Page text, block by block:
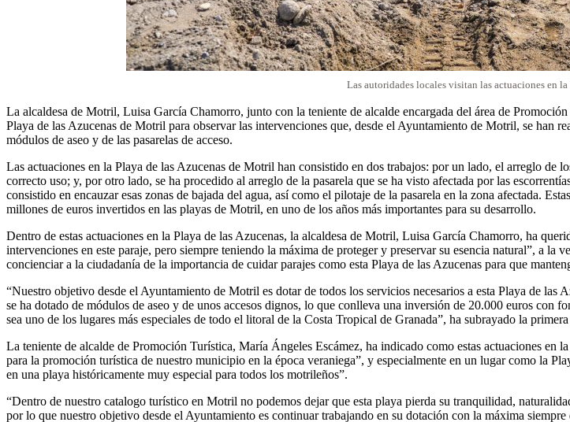
Las autoridades locales visitan las actuaciones en
La alcaldesa de Motril, Luisa García Chamorro, junto con la teniente de alcalde encargada del área de
Playa de las Azucenas de Motril para observar las intervenciones que, desde el Ayuntamiento de Motril, se han
módulos de aseo y de las pasarelas de acceso.
Las actuaciones en la Playa de las Azucenas de Motril han consistido en dos trabajos: por un lado, el arreglo de
correcto uso; y, por otro lado, se ha procedido al arreglo de la pasarela que se ha visto afectada por las
consistido en encauzar esas zonas de bajada del agua, así como el pilotaje de la pasarela en la zona afectada.
millones de euros invertidos en las playas de Motril, en uno de los años más importantes para su desarrollo.
Dentro de estas actuaciones en la Playa de las Azucenas, la alcaldesa de Motril, Luisa García Chamorro, ha
intervenciones en este paraje, pero siempre teniendo la máxima de proteger y preservar su esencia natural”, a
concienciar a la ciudadanía de la importancia de cuidar parajes como esta Playa de las Azucenas para que
“Nuestro objetivo desde el Ayuntamiento de Motril es dotar de todos los servicios necesarios a esta Playa de las
se ha dotado de módulos de aseo y de unos accesos dignos, lo que conlleva una inversión de 20.000 euros
sea uno de los lugares más especiales de todo el litoral de la Costa Tropical de Granada”, ha subrayado la
La teniente de alcalde de Promoción Turística, María Ángeles Escámez, ha indicado como estas actuaciones en
para la promoción turística de nuestro municipio en la época veraniega”, y especialmente en un lugar como la
en una playa históricamente muy especial para todos los motrileños”.
“Dentro de nuestro catalogo turístico en Motril no podemos dejar que esta playa pierda su tranquilidad,
por lo que nuestro objetivo desde el Ayuntamiento es continuar trabajando en su dotación con la máxima